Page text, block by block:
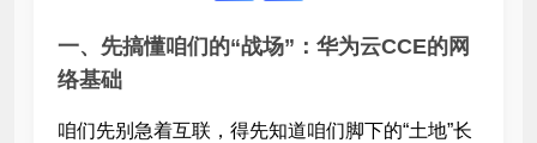
一、先搞懂咱们的“战场”：华为云CCE的网
络基础
咱们先别急着互联，得先知道咱们脚下的“土地”长